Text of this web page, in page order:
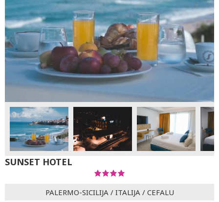
SUNSET HOTEL
PALERMO-SICILIJA / ITALIJA / CEFALU